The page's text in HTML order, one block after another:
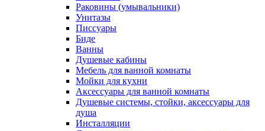
Раковины (умывальники)
Унитазы
Писсуары
Биде
Ванны
Душевые кабины
Мебель для ванной комнаты
Мойки для кухни
Аксессуары для ванной комнаты
Душевые системы, стойки, аксессуары для
душа
Инсталляции